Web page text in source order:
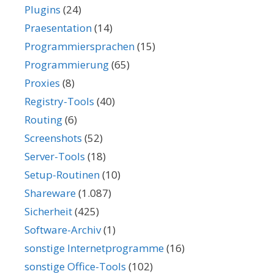
Plugins (24)
Praesentation(14)
Programmiersprachen(15)
Programmierung(65)
Proxies (8)
Registry-Tools (40)
Routing(6)
Screenshots (52)
Server-Tools (18)
Setup-Routinen(10)
Shareware(1.087)
Sicherheit(425)
Software-Archiv(1)
sonstige Internetprogramme(16)
sonstige Office-Tools (102)